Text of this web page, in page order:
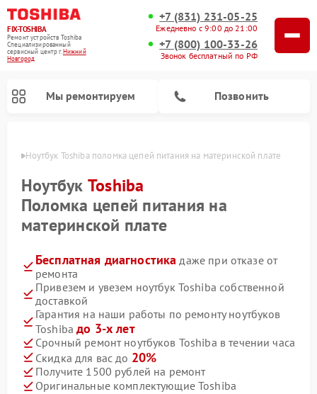
FIX-TOSHIBA
Ремонт устройств Toshiba
Специализированный
cервисный центр г.Нижний
Новгород
+7 (831) 231-05-25
Ежедневно с 9:00 до 21:00
+7 (800) 100-33-26
Звонок бесплатный по РФ
Мы ремонтируем Позвонить
Ноутбук Toshiba поломка цепей питания на материнской плате
Ноутбук Toshiba
Поломка цепей питания на
материнской плате
Бесплатная диагностика даже при отказе от
ремонта
Привезем и увезем ноутбук Toshiba собственной
доставкой
Гарантия на наши работы по ремонту ноутбуков
Toshibaдо 3-х лет
Срочный ремонт ноутбуков Toshiba в течении часа
Скидка для вас до 20%
Получите 1500 рублей на ремонт
Оригинальные комплектующие Toshiba